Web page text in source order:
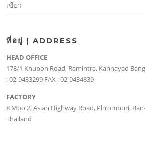
เขียว
ที่อยู่ | ADDRESS
HEAD OFFICE
178/1 Khubon Road, Ramintra, Kannayao
: 02-9433299 FAX : 02-9434839
FACTORY
8 Moo 2, Asian Highway Road, Phromburi,
Thailand